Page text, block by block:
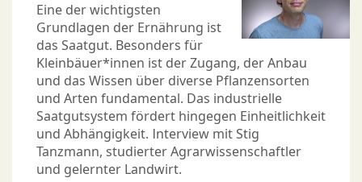
Eine der wichtigsten
Grundlagen der Ernährung ist
das Saatgut. Besonders für
Kleinbäuer*innen ist der Zugang, der Anbau
und das Wissen über diverse Pflanzensorten
und Arten fundamental. Das industrielle
Saatgutsystem fördert hingegen Einheitlichkeit
und Abhängigkeit. Interview mit Stig
Tanzmann, studierter Agrarwissenschaftler
und gelernter Landwirt.